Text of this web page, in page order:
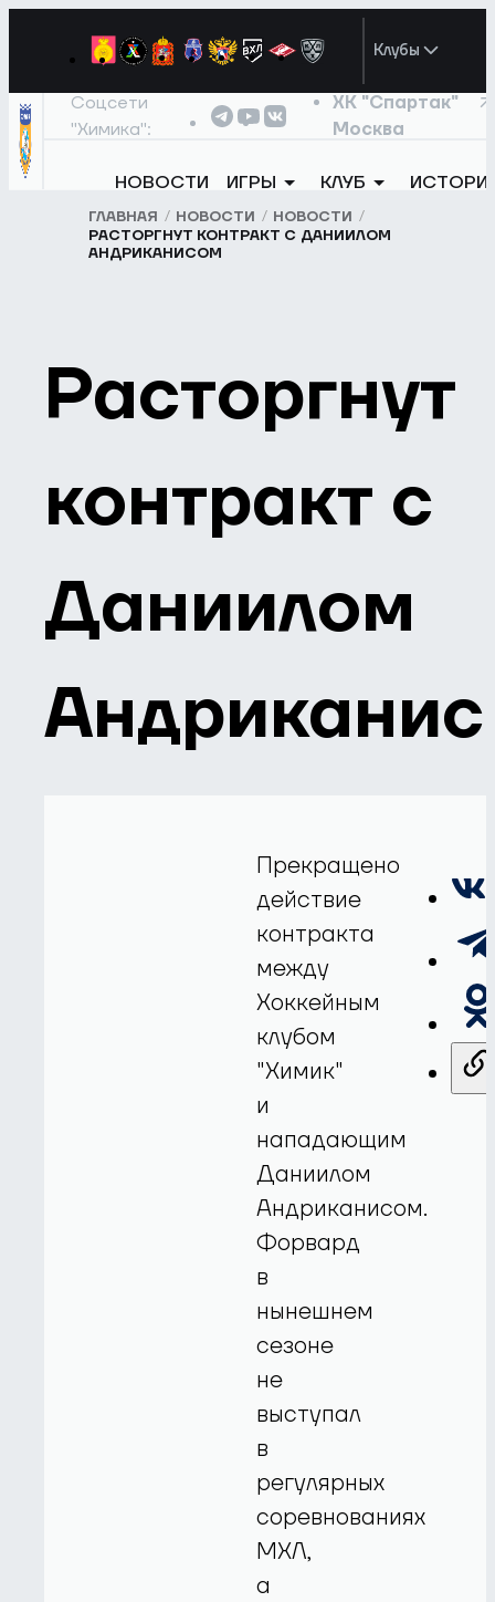
Клубы
Соцсети
"Химика":
ХК "Спартак"
Москва
НОВОСТИ ИГРЫ КЛУБ
ГЛАВНАЯ НОВОСТИ
НОВОСТИ
РАСТОРГНУТ КОНТРАКТ С ДАНИИЛОМ
АНДРИКАНИСОМ
Расторгнут
контракт с
Даниилом
Прекращено
действие
контракта
между
Хоккейным
клубом
"Химик"
и
нападающим
Даниилом
Андриканисом.
Форвард
в
нынешнем
сезоне
не
выступал
в
регулярных
соревнованиях
МХЛ,
а